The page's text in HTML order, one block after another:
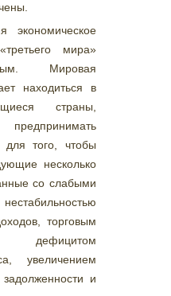
экономическое
мира»
Мировая
находиться в
страны,
того, чтобы
несколько
со слабыми
торговым
дефицитом
увеличением
и